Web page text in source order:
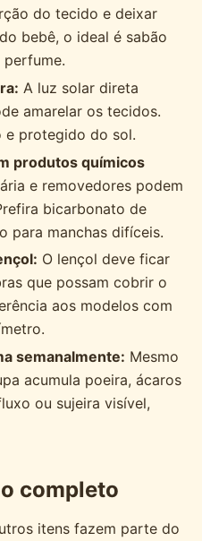
do tecido e deixar
bebê, o ideal é sabão
A luz solar direta
amarelar os tecidos.
e protegido do sol.
produtos químicos
e removedores podem
bicarbonato de
para manchas difíceis.
O lençol deve ficar
que possam cobrir o
aos modelos com
semanalmente: Mesmo
acumula poeira, ácaros
ou sujeira visível,
completo
itens fazem parte do